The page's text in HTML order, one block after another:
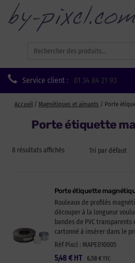
for:
Service client : 01 34 84 21 93
Accueil / Magnétiques et aimants / Porte
Porte étiquette
8 résultats affichés
Porte étiquette
Rouleaux de profilés
découper à la longueur
bandes de PVC
cartonné à insérer dans le
Réf Pixcl : MAPE010005
5,48 € 6,58 €TTC
HT